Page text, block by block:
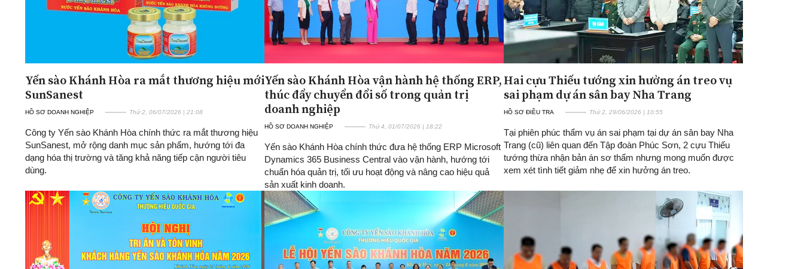
Yến sào Khánh Hòa ra mắt thương hiệu mới
SunSanest
HỒ SƠ DOANH NGHIỆP Thứ 2, 06/07/2026 | 21:08
Công ty Yến sào Khánh Hòa chính thức ra mắt thương hiệu
SunSanest, mở rộng danh mục sản phẩm, hướng tới đa
dạng hóa thị trường và tăng khả năng tiếp cận người tiêu
dùng.
Yến sào Khánh Hòa vận hành hệ thống ERP,
thúc đẩy chuyển đổi số trong quản trị
doanh nghiệp
HỒ SƠ DOANH NGHIỆP Thứ 4, 01/07/2026 | 18:22
Yến sào Khánh Hòa chính thức đưa hệ thống ERP Microsoft
Dynamics 365 Business Central vào vận hành, hướng tới
chuẩn hóa quản trị, tối ưu hoạt động và nâng cao hiệu quả
sản xuất kinh doanh.
Hai cựu Thiếu tướng xin hưởng án treo vụ
sai phạm dự án sân bay Nha Trang
HỒ SƠ ĐIỀU TRA Thứ 2, 29/06/2026 | 10:55
Tại phiên phúc thẩm vụ án sai phạm tại dự án sân bay Nha
Trang (cũ) liên quan đến Tập đoàn Phúc Sơn, 2 cựu Thiếu
tướng thừa nhận bản án sơ thẩm nhưng mong muốn được
xem xét tình tiết giảm nhẹ để xin hưởng án treo.